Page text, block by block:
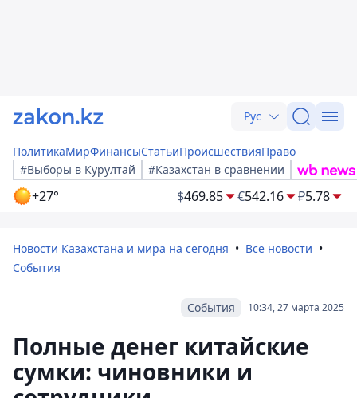
Рус
ПолитикаМирФинансыСтатьиПроисшествияПраво
#Выборы в Курултай
#Казахстан в сравнении
+27° $469.85 €542.16 ₽5.78
Новости Казахстана и мира на сегодня
Все новости
События
10:34, 27 марта 2025
События
Полные денег китайские
сумки: чиновники и